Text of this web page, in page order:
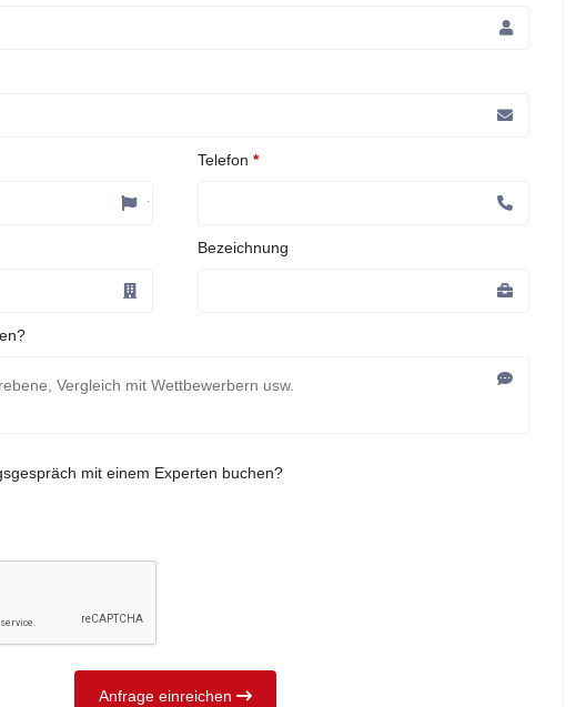
Telefon *
Bezeichnung
mit einem Experten buchen?
Anfrage einreichen